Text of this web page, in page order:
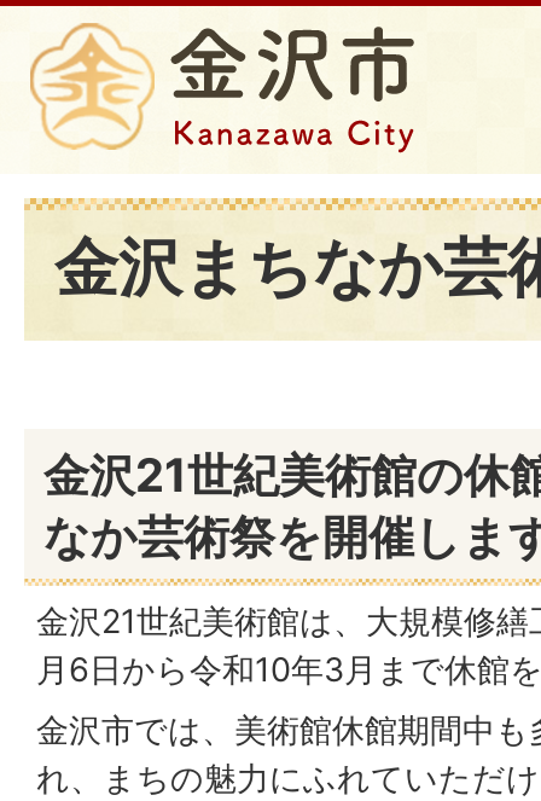
金沢まちなか芸
金沢21世紀美術館の休
なか芸術祭を開催しま
金沢21世紀美術館は、大規模修
月6日から令和10年3月まで休館
金沢市では、美術館休館期間中
れ、まちの魅力にふれていただ